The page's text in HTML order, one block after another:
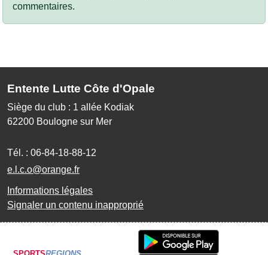
commentaires.
Entente Lutte Côte d'Opale
Siège du club : 1 allée Kodiak
62200 Boulogne sur Mer
Tél. : 06-84-18-88-12
e.l.c.o@orange.fr
Informations légales
Signaler un contenu inapproprié